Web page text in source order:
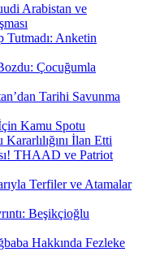
Arabistan ve
Tutmadı: Anketin
Çocuğumla
Tarihi Savunma
Kamu Spotu
İlan Etti
THAAD ve Patriot
Terfiler ve Atamalar
Beşikçioğlu
Hakkında Fezleke